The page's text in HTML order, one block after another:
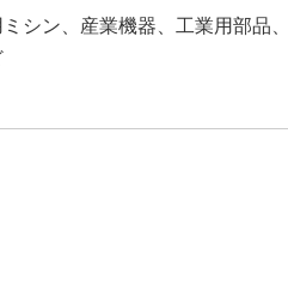
シン、産業機器、工業用部品